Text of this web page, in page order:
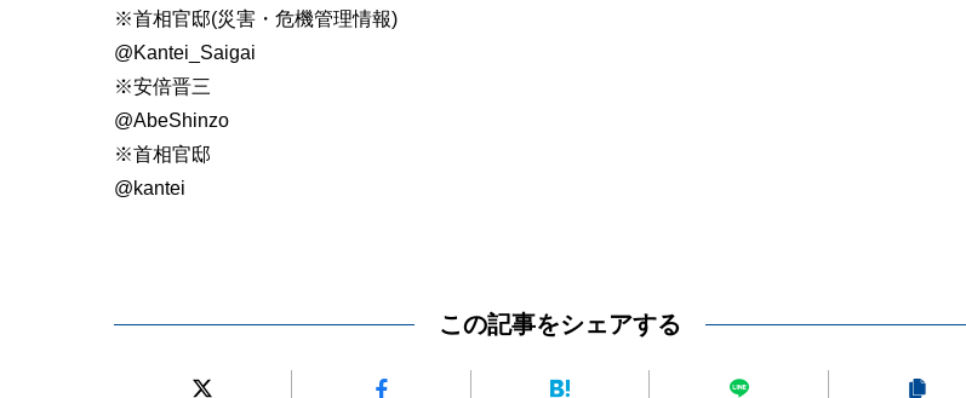
※首相官邸(災害・危機管理情報)
@Kantei_Saigai
※安倍晋三
@AbeShinzo
※首相官邸
@kantei
この記事をシェアする